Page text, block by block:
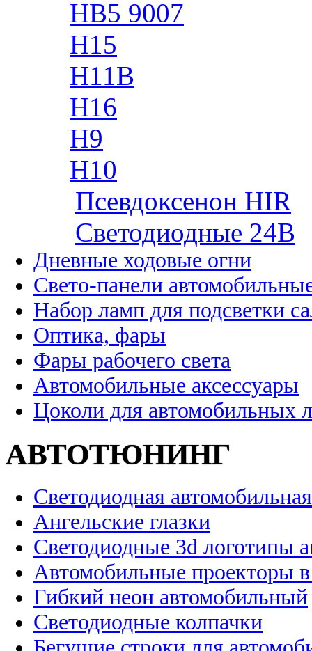
HB5 9007
H15
H11B
H16
H9
H10
Псевдоксенон HIR
Cветодиодные 24B
Дневные ходовые огни
Свето-панели
Набор ламп для подсветки
Оптика, фары
Фары рабочего света
Автомобильные аксессуары
Цоколи для автомобильных
АВТОТЮНИНГ
Светодиодная
Ангельские глазки
Светодиодные 3d логотипы
Автомобильные проекторы
Гибкий неон автомобильный
Светодиодные колпачки